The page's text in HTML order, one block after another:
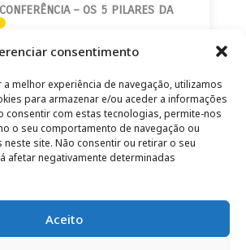
consentimento
melhor experiência de navegação, utilizamos
para armazenar e/ou aceder a informações
consentir com estas tecnologias, permite-nos
o seu comportamento de navegação ou
site. Não consentir ou retirar o seu
afetar negativamente determinadas
Aceito
– OS 5 PILARES DA
LEGAL–PÁGINA DO LEITOR–